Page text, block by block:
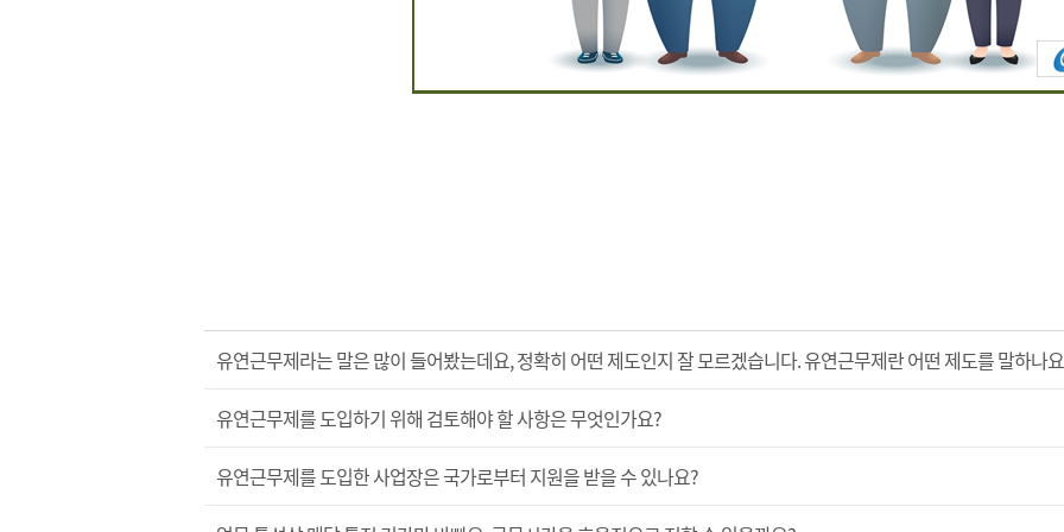
유연근무제라는 말은 많이 들어봤는데요, 정확히 어떤 제도인지 잘 모르겠습니다. 유연근무제란 어떤 제도를 말하나
유연근무제를 도입하기 위해 검토해야 할 사항은 무엇인가요?
유연근무제를 도입한 사업장은 국가로부터 지원을 받을 수 있나요?